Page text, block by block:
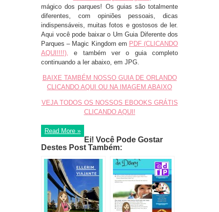
mágico dos parques! Os guias são totalmente
diferentes, com opiniões pessoais, dicas
indispensáveis, muitas fotos e gostosos de ler.
Aqui você pode baixar o Um Guia Diferente dos
Parques – Magic Kingdom em PDF (CLICANDO
AQUI!!!!),
e também ver o guia completo
continuando a ler abaixo, em JPG.
BAIXE TAMBÉM NOSSO GUIA DE ORLANDO
CLICANDO AQUI OU NA IMAGEM ABAIXO
VEJA TODOS OS NOSSOS EBOOKS GRÁTIS
CLICANDO AQUI!
Read More »
Ei! Você Pode Gostar
Destes Post Também: